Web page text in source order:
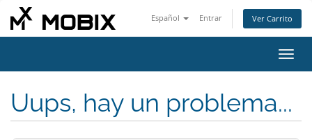
Español Entrar Ver Carrito
Uups, hay un problema...